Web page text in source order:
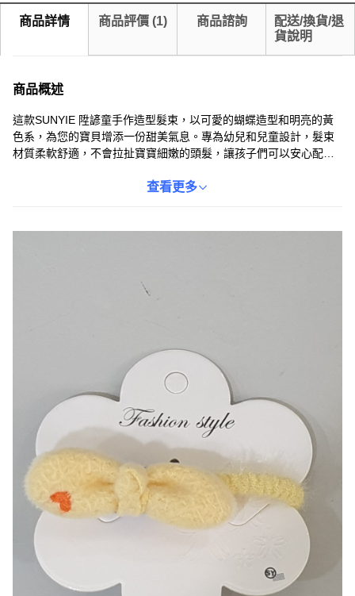
商品詳情 商品評價 (1) 商品諮詢
配送/換貨/退
貨說明
商品概述
這款SUNYIE 陞諺童手作造型髮束，以可愛的蝴蝶造型和明亮的黃
色系，為您的寶貝增添一份甜美氣息。專為幼兒和兒童設計，髮束
材質柔軟舒適，不會拉扯寶寶細嫩的頭髮，讓孩子們可以安心配
在日常或特殊場合都更加亮眼。黃色系髮束活潑可愛，輕鬆搭配各
查看更多